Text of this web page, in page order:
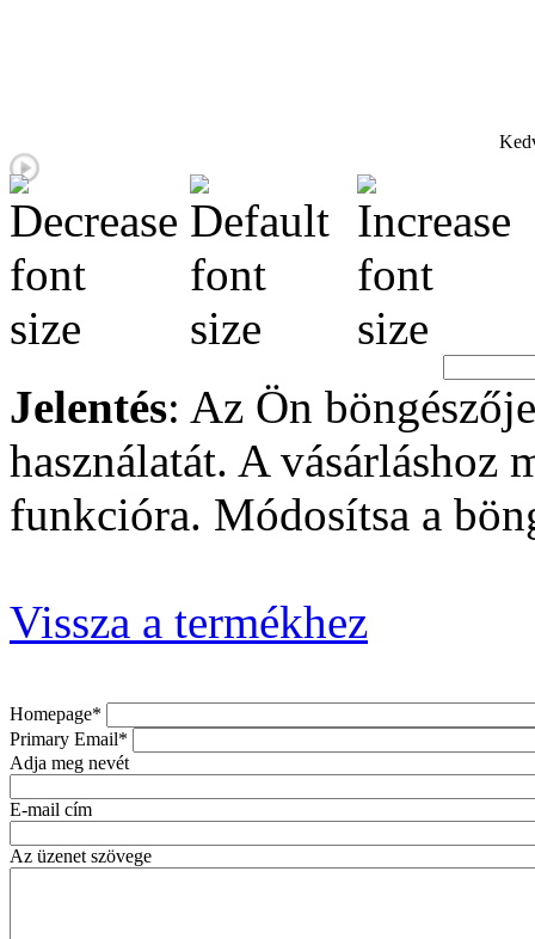
Jelentés: Az Ön
használatát. A vásárláshoz
funkcióra. Módosítsa a
Vissza a termékhez
Homepage*
Primary Email*
Adja meg nevét
E-mail cím
Az üzenet szövege